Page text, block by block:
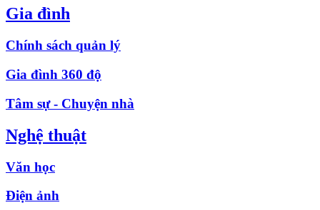
Gia đình
Chính sách quản lý
Gia đình 360 độ
Tâm sự - Chuyện nhà
Nghệ thuật
Văn học
Điện ảnh